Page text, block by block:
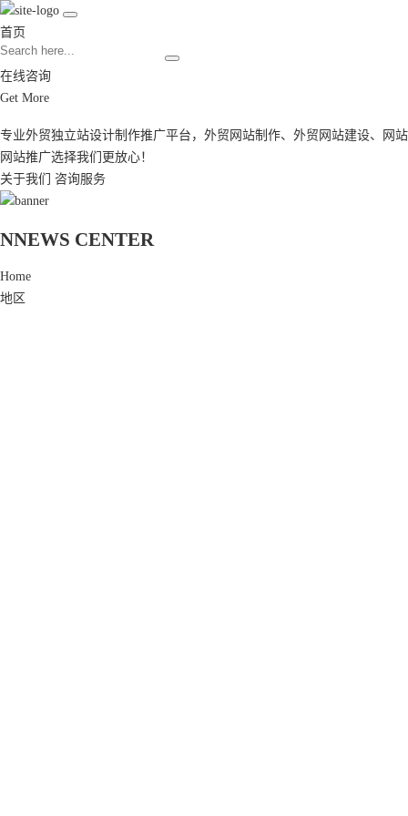
首页
在线咨询
Get More
专业外贸独立站设计制作推广平台， 外贸网站制作、 外贸网站建设、
网站
网站推广选择我们更放心！
关于我们
咨询服务
NNEWS CENTER
Home
地区